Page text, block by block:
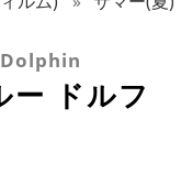
ー ドルフ